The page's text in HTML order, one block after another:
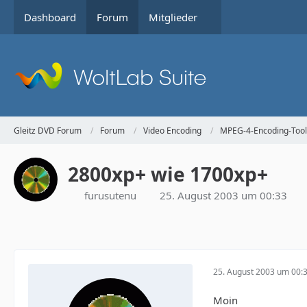
Dashboard Forum Mitglieder
Gleitz DVD Forum Forum Video Encoding MPEG-4-Encoding-
2800xp+ wie 1700xp+
furusutenu 25. August 2003 um 00:33
25. August 2003 um
Moin